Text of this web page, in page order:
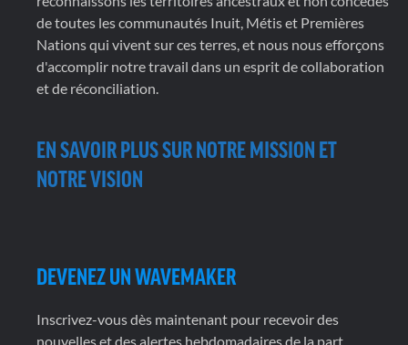
de toutes les communautés Inuit, Métis et Premières
Nations qui vivent sur ces terres, et nous nous efforçons
d'accomplir notre travail dans un esprit de collaboration
et de réconciliation.
EN SAVOIR PLUS SUR NOTRE MISSION ET
NOTRE VISION
DEVENEZ UN WAVEMAKER
Inscrivez-vous dès maintenant pour recevoir des
nouvelles et des alertes hebdomadaires de la part